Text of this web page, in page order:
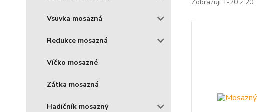
Vsuvka mosazná
Redukce mosazná
Víčko mosazné
Zátka mosazná
Hadičník mosazný
Zobrazuji 1-20 z 20